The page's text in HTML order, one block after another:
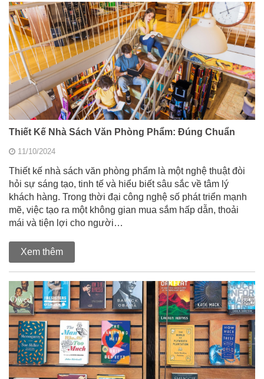
Thiết Kế Nhà Sách Văn Phòng Phẩm: Đúng Chuẩn
11/10/2024
Thiết kế nhà sách văn phòng phẩm là một nghệ thuật đòi
hỏi sự sáng tạo, tinh tế và hiểu biết sâu sắc về tâm lý
khách hàng. Trong thời đại công nghệ số phát triển mạnh
mẽ, việc tạo ra một không gian mua sắm hấp dẫn, thoải
mái và tiện lợi cho người…
Xem thêm